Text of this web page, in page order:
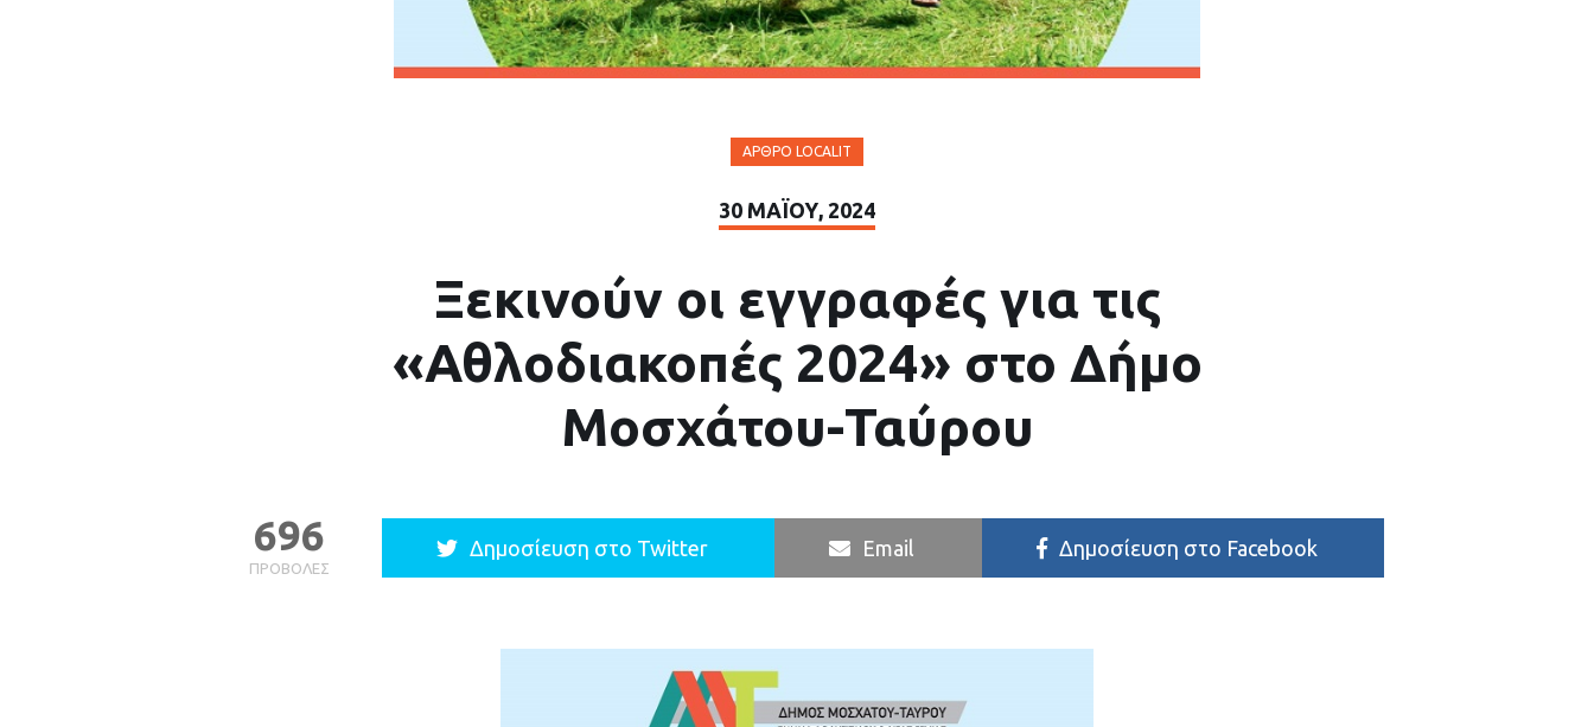
ΆΡΘΡΟ LOCALIT
30 ΜΑΪ́ΟΥ, 2024
Ξεκινούν οι εγγραφές για τις
«Αθλοδιακοπές 2024» στο Δήμο
Μοσχάτου-Ταύρου
ΠΡΟΒΟΛΈΣ
696 Δημοσίευση στο Twitter Email Δημοσίευση στο Facebook